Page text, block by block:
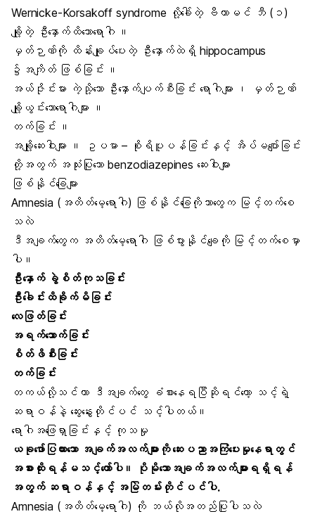
Wernicke-Korsakoff syndrome လို့ခေါ်တဲ့ ဗီတာမင် ဘီ (၁)
ချို့တဲ့ ဦးနှောက်ထိသောရောဂါ ။
မှတ်ဉာဏ်ကို ထိန်းချုပ်ပေးတဲ့ ဦးနှောက်ထဲရှိ hippocampus
၌အကျိတ် ဖြစ်ခြင်း ။
အယ်ဇိုင်းမား ကဲ့သို့သော ဦးနှောက်ပျက်စီးခြင်း ရောဂါများ ၊ မှတ်ဉာဏ်
ချို့ယွင်းသောရောဂါများ ။
တက်ခြင်း ။
အချို့ဆေးဝါးများ ။ ဥပမာ – စိုးရိပူပန်ခြင်းနှင့် အိပ်မပျော်ခြင်း
တို့အတွက် အသုံးပြုသော benzodiazepines ဆေးဝါးများ
ဖြစ်နိုင်ခြေများ
Amnesia (အတိတ်မေ့ရောဂါ) ဖြစ်နိုင်ခြေကိုဘာတွေက မြင့်တက်စေ
သလဲ
ဒီအချက်တွေက အတိတ်မေ့ရောဂါ ဖြစ်ပွားနိုင်ချေကို မြင့်တက်စေမှာ
ပါ။
ဦးနှောက် ခွဲစိတ်ကုသခြင်း
ဦးခေါင်းထိခိုက်မိခြင်း
လေဖြတ်ခြင်း
အရက်သောက်ခြင်း
စိတ်ဖိစီးခြင်း
တက်ခြင်း
တကယ်လို့သင်ဟာ ဒီအချက်တွေ ခံစားနေရပြီဆိုရင်တော့ သင့်ရဲ့
ဆရာဝန်နဲ့ ဆွေးနွေးတိုင်ပင် သင့်ပါတယ်။
ရောဂါအဖြေရှာခြင်းနှင့် ကုသမှု
ယခုဖော်ပြထားသော အချက်အလက်များကို ဆေးပညာအကြံပေးမှုနေရာတွင်
အစားထိုးရန်မသင့်တော်ပါ။ ပိုမိုသောအချက်အလက်များရရှိရန်
အတွက် ဆရာဝန်နှင့် အမြဲတမ်းတိုင်ပင်ပါ.
Amnesia (အတိတ်မေ့ရောဂါ) ကို ဘယ်လိုအတည်ပြုပါသလဲ